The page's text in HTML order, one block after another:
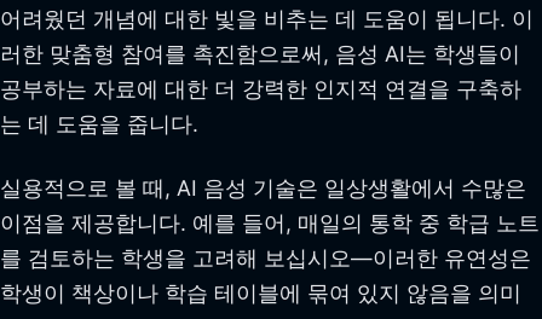
어려웠던 개념에 대한 빛을 비추는 데 도움이 됩니다. 이
러한 맞춤형 참여를 촉진함으로써, 음성 AI는 학생들이
공부하는 자료에 대한 더 강력한 인지적 연결을 구축하
는 데 도움을 줍니다.
실용적으로 볼 때, AI 음성 기술은 일상생활에서 수많은
이점을 제공합니다. 예를 들어, 매일의 통학 중 학급 노트
를 검토하는 학생을 고려해 보십시오—이러한 유연성은
학생이 책상이나 학습 테이블에 묶여 있지 않음을 의미